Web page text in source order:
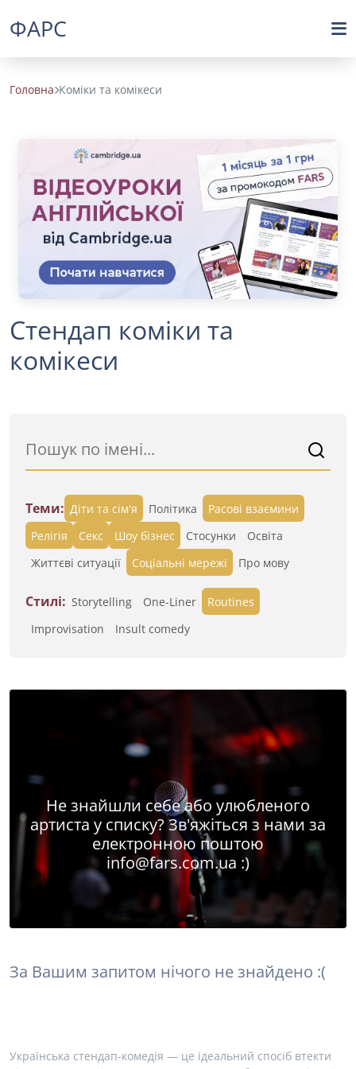
ФАРС
Головна Коміки та комікеси
Стендап коміки та
комікеси
Теми: Діти та сім'я Політика
Расові взаємини
Релігія
Секс Шоу бізнес Стосунки
Освіта
Життєві ситуації
Cоціальні мережі Про мову
Стилі: Storytelling One-Liner
Routines
Improvisation
Insult comedy
Не знайшли себе або улюбленого
артиста у списку? Зв'яжіться з нами за
електронною поштою
info@fars.com.ua :)
За Вашим запитом нічого не знайдено :(
Українська стендап-комедія — це ідеальний спосіб втекти